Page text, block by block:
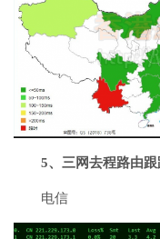
5、三网去程路由跟
电信